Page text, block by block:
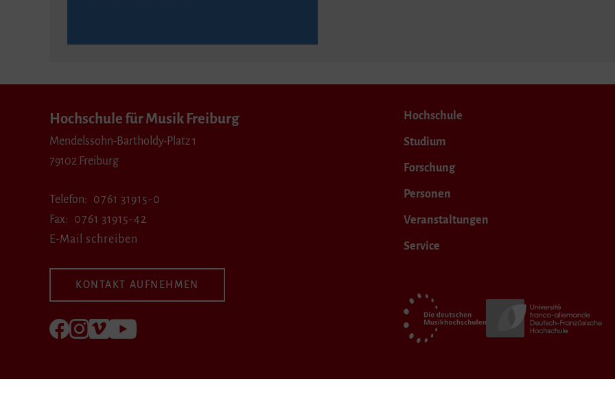
Hochschule für Musik Freiburg
Mendelssohn-Bartholdy-Platz 1
79102 Freiburg
Telefon
0761 31915-0
Fax
0761 31915-42
E-Mail schreiben
KONTAKT AUFNEHMEN
Folgen Sie uns auf Facebook
Folgen Sie uns auf Instagram
Besuchen Sie uns bei Vimeo
Hochschule
Studium
Forschung
Personen
Veranstaltungen
Service